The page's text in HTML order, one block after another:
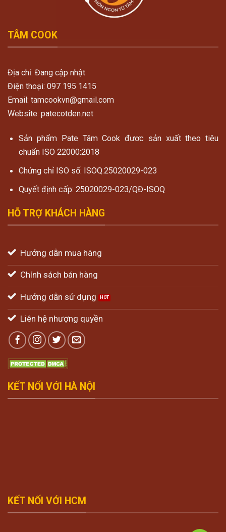
TÂM COOK
Địa chỉ: Đang cập nhật
Điện thoại: 097 195 1415
Email: tamcookvn@gmail.com
Website: patecotden.net
Sản phẩm Pate Tâm Cook đươc sản xuất theo tiêu
chuẩn ISO 22000:2018
Chứng chỉ ISO số: ISOQ.25020029-023
Quyết định cấp: 25020029-023/QĐ-ISOQ
HỖ TRỢ KHÁCH HÀNG
Hướng dẫn mua hàng
Chính sách bán hàng
Hướng dẫn sử dụng
Liên hệ nhượng quyền
KẾT NỐI VỚI HÀ NỘI
KẾT NỐI VỚI HCM